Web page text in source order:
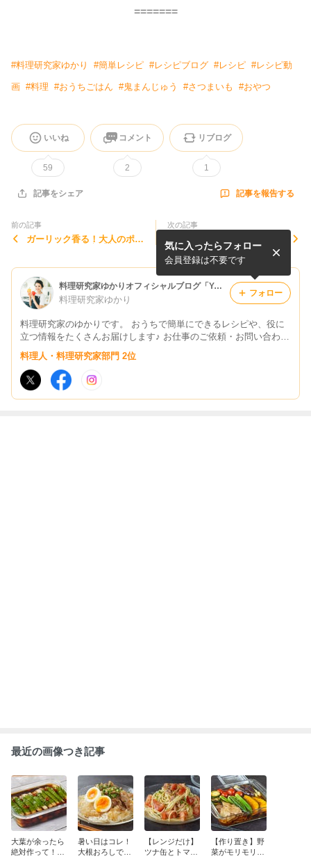
=======
#料理研究家ゆかり #簡単レシピ #レシピブログ #レシピ #レシピ動
画 #料理 #おうちごはん #鬼まんじゅう #さつまいも #おやつ
いいね
59
コメント
2
リブログ
1
記事をシェア 記事を報告する
前の記事
ガーリック香る！大人のポテ
次の記事
具沢山で大満足！食べる豚バ
ラスープの作り方！
料理研究家ゆかりオフィシャルブログ「Yukari's Kitchen おうちで簡単レシピ」Powered by Ameba
料理研究家ゆかり
料理研究家のゆかりです。 おうちで簡単にできるレシピや、役に
立つ情報をたくさんお届けします♪ お仕事のご依頼・お問い合わせ
はこちら→yukari@tamakara.com
気に入ったらフォロー
会員登録は不要です
フォロー
料理人・料理研究家部門 2位